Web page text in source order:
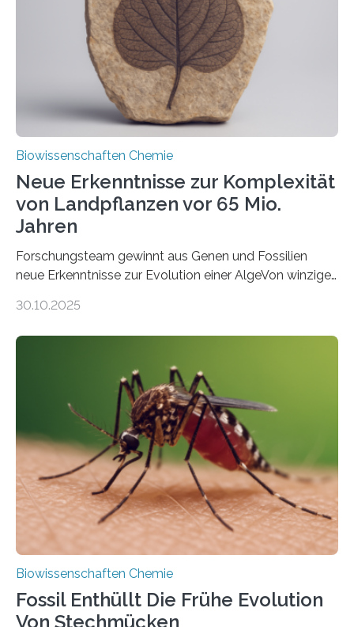
Saccharomyces cerevisiae entdeckt, der für die
Funktionsfähigkeit der Organellen entscheidend ist. Die
Studie wurde am 28. Oktober 2025 in der
Fachzeitschrift…
Biowissenschaften Chemie
Neue Erkenntnisse zur Komplexität
von Landpflanzen vor 65 Mio.
Jahren
Forschungsteam gewinnt aus Genen und Fossilien
neue Erkenntnisse zur Evolution einer AlgeVon winzigen
Landpflanzen zählen zu den komplexesten
Grünalgen, die vor Hunderten von Millionen Jahren
lebten. Unter den Vorfahren sticht eine Gruppe heraus,
die noch heute in der Natur vorkommt: die
Süßwasseralge Coleochaetophyceae. Einige Arten
dieser Gruppe bilden aus Zellfäden dichte Geflechte
mit scheibenförmiger Gestalt. Was auffällig ist: Die
nächsten…
30.10.2025
Biowissenschaften Chemie
Fossil Enthüllt Die Frühe Evolution
Von Stechmücken